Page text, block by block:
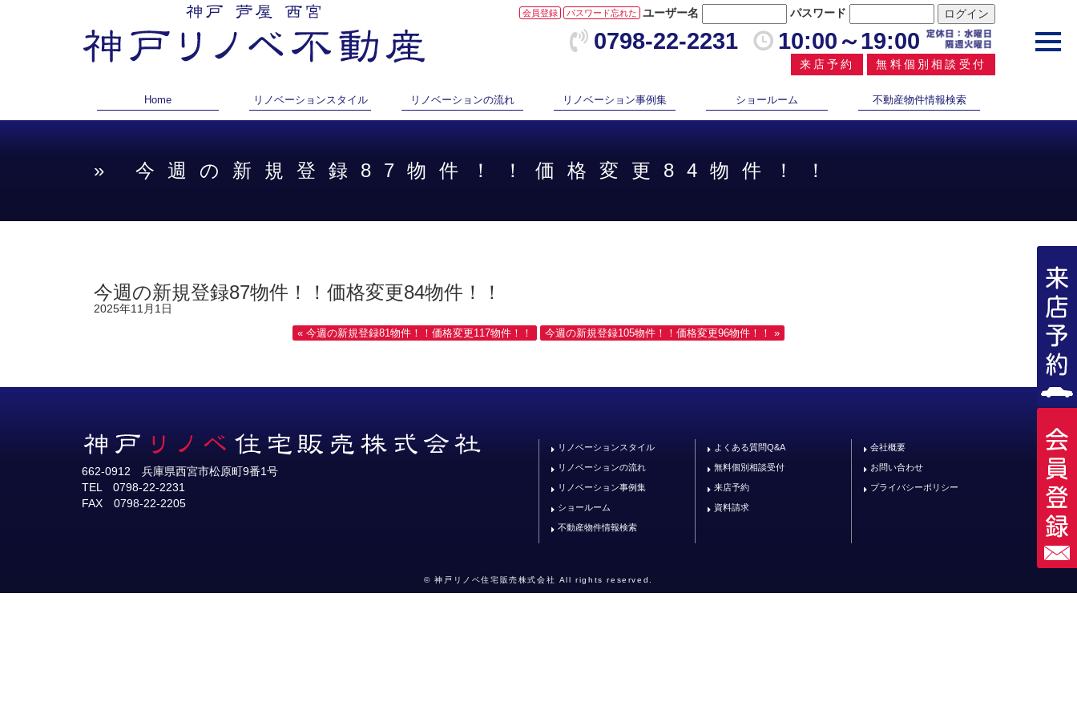
ユーザー名 パスワード
会員登録 パスワード忘れた
0798-22-2231 10:00～19:00
来店予約 無料個別相談受付
Home リノベーションスタイル リノベーションの流れ リノベーション事例集 ショールーム 不動産物件情報検索
» 今週の新規登録87物件！！価格変更84物件！！
今週の新規登録87物件！！価格変更84物件！！
2025年11月1日
« 今週の新規登録81物件！！価格変更117物件！！ 今週の新規登録105物件！！価格変更96物件！！ »
662-0912 兵庫県西宮市松原町9番1号
TEL 0798-22-2231
FAX 0798-22-2205
リノベーションスタイル
リノベーションの流れ
リノベーション事例集
ショールーム
不動産物件情報検索
よくある質問Q&A
無料個別相談受付
来店予約
資料請求
会社概要
お問い合わせ
プライバシーポリシー
© 神戸リノベ住宅販売株式会社 All rights reserved.